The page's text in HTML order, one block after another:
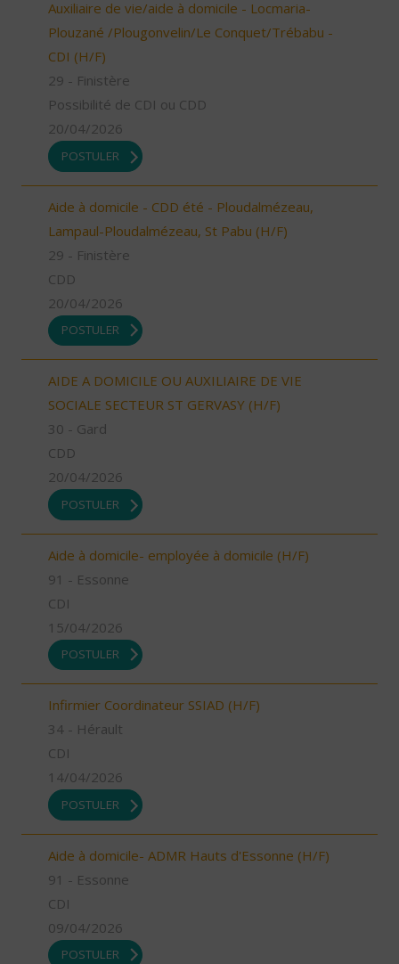
Auxiliaire de vie/aide à domicile - Locmaria-
Plouzané /Plougonvelin/Le Conquet/Trébabu -
CDI (H/F)
29 - Finistère
Possibilité de CDI ou CDD
20/04/2026
POSTULER
Aide à domicile - CDD été - Ploudalmézeau,
Lampaul-Ploudalmézeau, St Pabu (H/F)
29 - Finistère
CDD
20/04/2026
POSTULER
AIDE A DOMICILE OU AUXILIAIRE DE VIE
SOCIALE SECTEUR ST GERVASY (H/F)
30 - Gard
CDD
20/04/2026
POSTULER
Aide à domicile- employée à domicile (H/F)
91 - Essonne
CDI
15/04/2026
POSTULER
Infirmier Coordinateur SSIAD (H/F)
34 - Hérault
CDI
14/04/2026
POSTULER
Aide à domicile- ADMR Hauts d'Essonne (H/F)
91 - Essonne
CDI
09/04/2026
POSTULER